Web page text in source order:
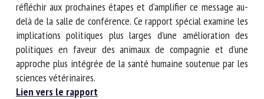
de ce secteur de commencer à réfléchir aux prochaines
étapes et d’amplifier ce message au-delà de la salle de
conférence. Ce rapport spécial examine les implications
politiques plus larges d’une amélioration des politiques en
faveur des animaux de compagnie et d’une approche plus
intégrée de la santé humaine soutenue par les sciences
vétérinaires.